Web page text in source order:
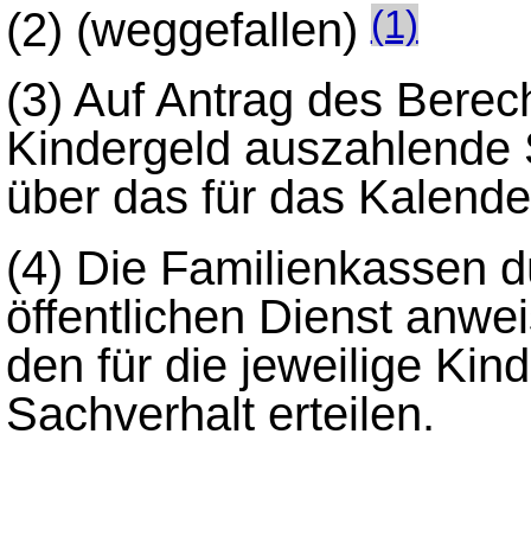
(2) (weggefallen)(1)
(3) Auf Antrag des
Kindergeld
über das für das
(4) Die Familienkassen
öffentlichen Dienst
den für die jeweilige
Sachverhalt erteilen.